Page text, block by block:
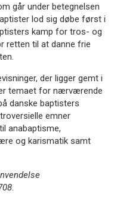
går under betegnelsen
lod sig døbe først i
kamp for tros- og
retten til at danne frie
der ligger gemt i
temaet for nærværende
danske baptisters
emner
anabaptisme,
og karismatik samt